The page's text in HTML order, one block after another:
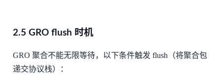
2.5 GRO flush 时机
GRO 聚合不能无限等待，以下条件触发 flush（将聚合包
递交协议栈）：